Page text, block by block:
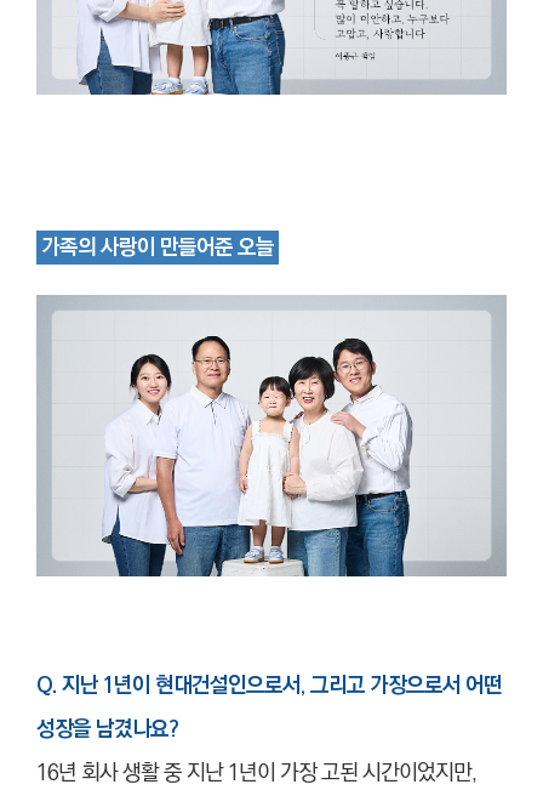
가족의 사랑이 만들어준 오늘
Q. 지난 1년이 현대건설인으로서, 그리고 가장으로서 어떤
성장을 남겼나요?
16년 회사 생활 중 지난 1년이 가장 고된 시간이었지만,